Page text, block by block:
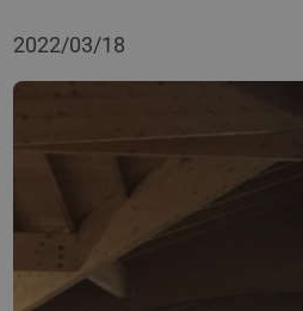
2022/03/18